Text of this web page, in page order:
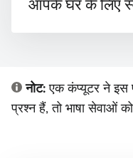
आपके घर के लिए
नोट:एक कंप्यूटर ने इस
प्रश्न हैं, तो भाषा सेवाओं को